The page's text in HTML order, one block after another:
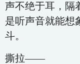
声不绝于耳，隔
是听声音就能想
斗。
撕拉——